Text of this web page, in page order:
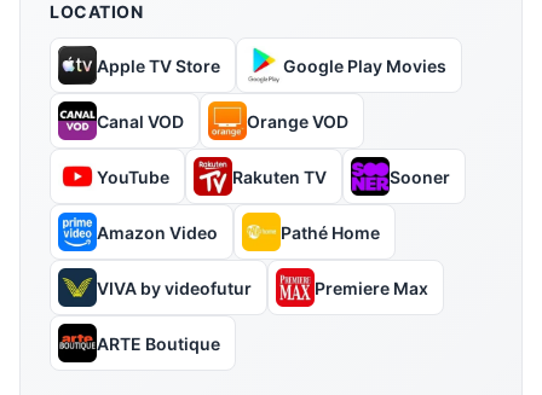
LOCATION
Apple TV Store Google Play Movies
Canal VOD Orange VOD
YouTube Rakuten TV Sooner
Amazon Video Pathé Home
VIVA by videofutur Premiere Max
ARTE Boutique